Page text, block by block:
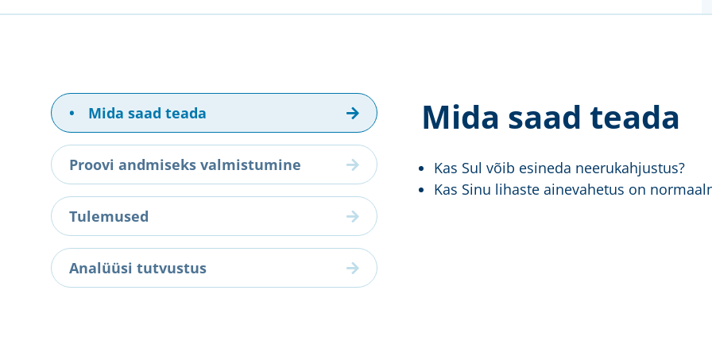
• Mida saad teada
Proovi andmiseks valmistumine
Tulemused
Analüüsi tutvustus
Mida saad teada
Kas Sul võib esineda neerukahjustus?
Kas Sinu lihaste ainevahetus on